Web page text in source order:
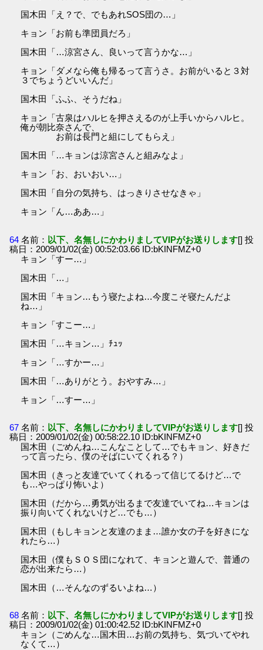
国木田「え？で、でもあれSOS団の…」
キョン「お前も準団員だろ」
国木田「…涼宮さん、良いって言うかな…」
キョン「ダメなら俺も帰るって言うさ。お前がいると３対
３でちょうどいいんだ」
国木田「ふふ、そうだね」
キョン「古泉はハルヒを押さえるのが上手いからハルヒ。
俺が朝比奈さんで、
お前は長門と組にしてもらえ」
国木田「…キョンは涼宮さんと組みなよ」
キョン「お、おいおい…」
国木田「自分の気持ち、はっきりさせなきゃ」
キョン「ん…ああ…」
64 名前： 以下、名無しにかわりましてVIPがお送りします[] 投
稿日：2009/01/02(金) 00:52:03.66 ID:bKINFMZ+0
キョン「すー…」
国木田「…」
国木田「キョン…もう寝たよね…今度こそ寝たんだよ
ね…」
キョン「すこー…」
国木田「…キョン…」ﾁｭｯ
キョン「…すかー…」
国木田「…ありがとう。おやすみ…」
キョン「…すー…」
67 名前： 以下、名無しにかわりましてVIPがお送りします[] 投
稿日：2009/01/02(金) 00:58:22.10 ID:bKINFMZ+0
国木田（ごめんね…こんなことして…でもキョン、好きだ
って言ったら、僕のそばにいてくれる？）
国木田（きっと友達でいてくれるって信じてるけど…で
も…やっぱり怖いよ）
国木田（だから…勇気が出るまで友達でいてね…キョンは
振り向いてくれないけど…でも…）
国木田（もしキョンと友達のまま…誰か女の子を好きにな
れたら…）
国木田（僕もＳＯＳ団になれて、キョンと遊んで、普通の
恋が出来たら…）
国木田（…そんなのずるいよね…）
68 名前： 以下、名無しにかわりましてVIPがお送りします[] 投
稿日：2009/01/02(金) 01:00:42.52 ID:bKINFMZ+0
キョン（ごめんな…国木田…お前の気持ち、気づいてやれ
なくて…）